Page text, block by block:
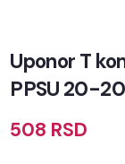
Uponor T
PPSU 20-
508 RSD